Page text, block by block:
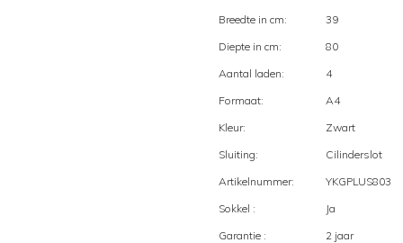
Breedte in cm:
39
Diepte in cm:
80
Aantal laden:
4
Formaat:
A4
Kleur:
Zwart
Sluiting:
Cilinderslot
Artikelnummer:
YKGPLUS803
Sokkel :
Ja
Garantie :
2 jaar